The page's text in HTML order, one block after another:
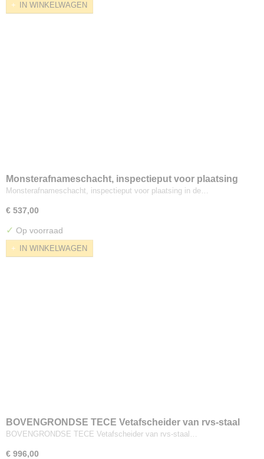
IN WINKELWAGEN
Monsterafnameschacht, inspectieput voor plaatsing
in de grond.
Monsterafnameschacht, inspectieput voor plaatsing in de…
€ 537,00
✓ Op voorraad
IN WINKELWAGEN
BOVENGRONDSE TECE Vetafscheider van rvs-staal
BOVENGRONDSE TECE Vetafscheider van rvs-staal…
€ 996,00